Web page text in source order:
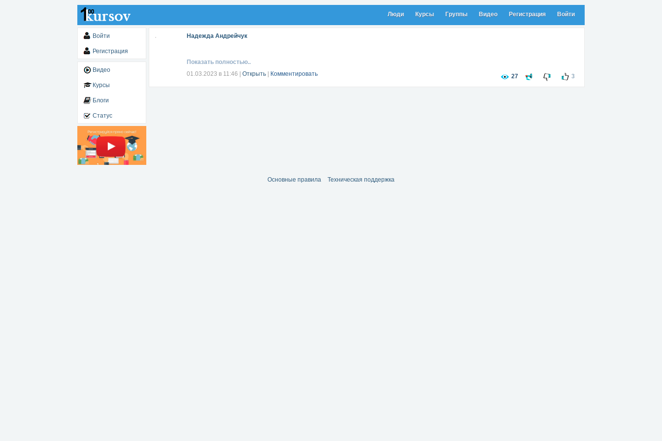
Люди Курсы Группы Видео Регистрация Войти
Войти
Регистрация
Видео
Курсы
Блоги
Статус
Надежда Андрейчук
Показать полностью..
01.03.2023 в 11:46
Открыть Комментировать 27 3
Основные правила Техническая поддержка